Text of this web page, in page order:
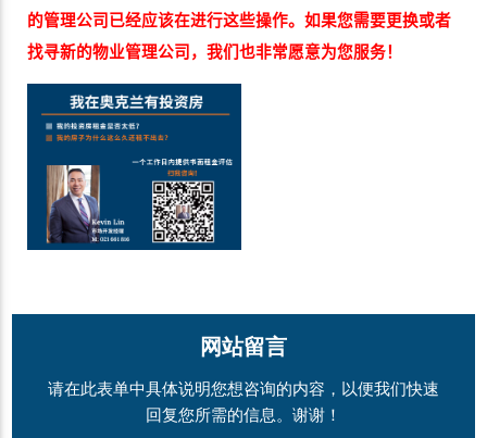
的管理公司已经应该在进行这些操作。如果您需要更换或者
找寻新的物业管理公司，我们也非常愿意为您服务！